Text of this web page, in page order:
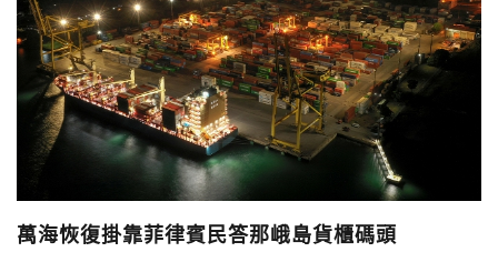
萬海恢復掛靠菲律賓民答那峨島貨櫃碼頭